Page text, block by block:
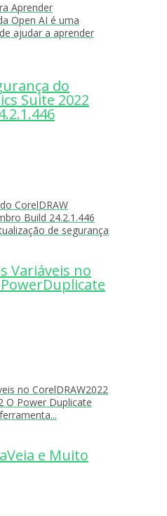
Aprender
Open AI é uma
ajudar a aprender
do
Suite 2022
CorelDRAW
Build 24.2.1.446
de segurança
Variáveis no
no CorelDRAW2022
O Power Duplicate
e Muito